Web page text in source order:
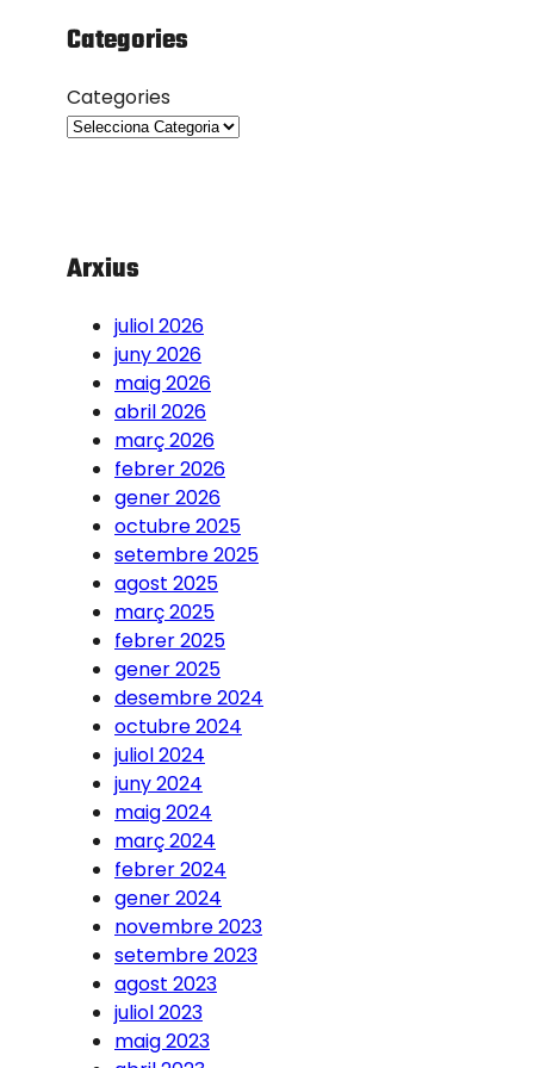
Categories
Categories
Arxius
juliol 2026
juny 2026
maig 2026
abril 2026
març 2026
febrer 2026
gener 2026
octubre 2025
setembre 2025
agost 2025
març 2025
febrer 2025
gener 2025
desembre 2024
octubre 2024
juliol 2024
juny 2024
maig 2024
març 2024
febrer 2024
gener 2024
novembre 2023
setembre 2023
agost 2023
juliol 2023
maig 2023